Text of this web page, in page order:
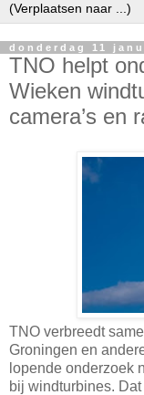
donderdag 11
TNO helpt
Wieken
camera’s en
TNO verbreedt
Groningen en
lopende onderzoek
bij windturbines.